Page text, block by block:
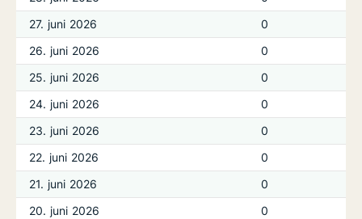
27. juni 2026
0
26. juni 2026
0
25. juni 2026
0
24. juni 2026
0
23. juni 2026
0
22. juni 2026
0
21. juni 2026
0
20. juni 2026
0